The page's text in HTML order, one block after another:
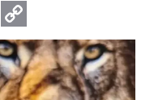
C
o
p